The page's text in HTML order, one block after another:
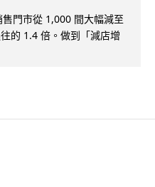
門市從 1,000 間大幅減至
的 1.4 倍。做到「減店增